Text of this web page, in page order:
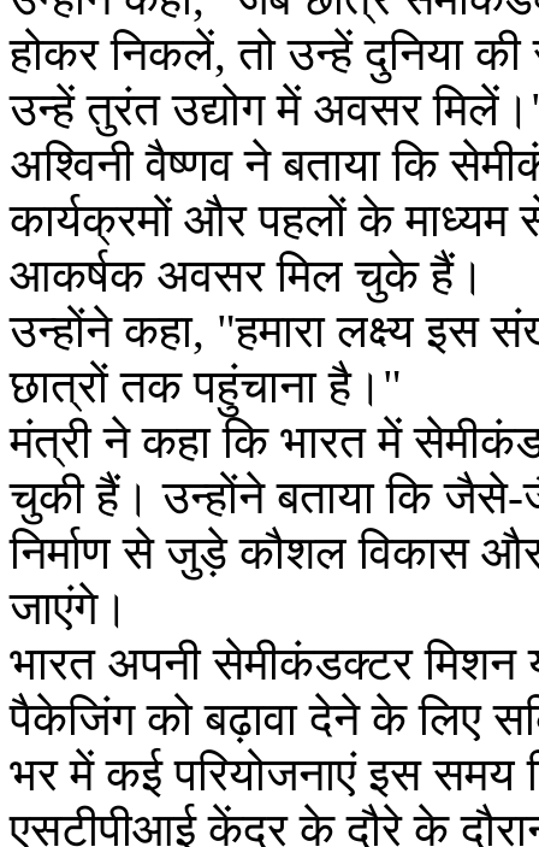
होकर निकलें, तो उन्हें दुनिया
उन्हें तुरंत उद्योग में अवसर
अश्विनी वैष्णव ने बताया कि
कार्यक्रमों और पहलों के
आकर्षक अवसर मिल चुके हैं।
उन्होंने कहा, "हमारा लक्ष्य इस
छात्रों तक पहुंचाना है।"
मंत्री ने कहा कि भारत में
चुकी हैं। उन्होंने बताया कि
निर्माण से जुड़े कौशल विकास और
जाएंगे।
भारत अपनी सेमीकंडक्टर मिशन
पैकेजिंग को बढ़ावा देने के लिए
भर में कई परियोजनाएं इस
एसटीपीआई केंद्र के दौरे के